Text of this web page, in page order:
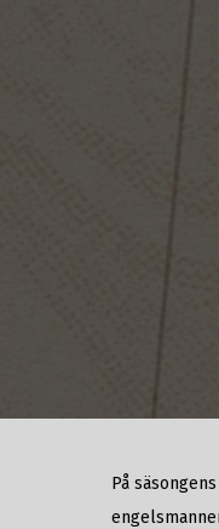
På